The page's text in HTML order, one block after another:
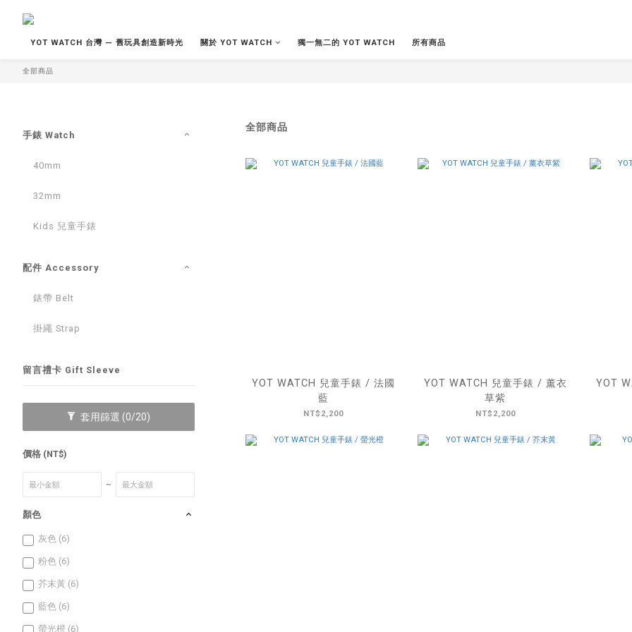
YOT WATCH 台灣 — 舊玩具創造新時光 關於 YOT WATCH 獨一無二的 YOT WATCH 所有商品
全部商品
手錶 Watch
40mm
32mm
Kids 兒童手錶
配件 Accessory
錶帶 Belt
掛繩 Strap
留言禮卡 Gift Sleeve
套用篩選 (0/20)
價格 (NT$)
~
顏色
灰色 (6)
粉色 (6)
芥末黃 (6)
藍色 (6)
螢光橙 (6)
全部商品
YOT WATCH 兒童手錶 / 法國
藍
NT$2,200
YOT WATCH 兒童手錶 / 薰衣
草紫
NT$2,200
YOT